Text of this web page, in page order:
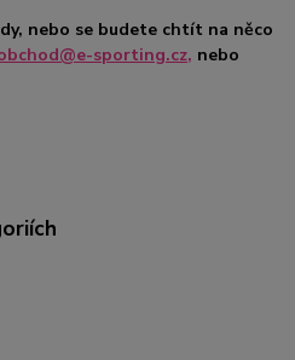
nebo se budete chtít na něco
sporting.cz, nebo